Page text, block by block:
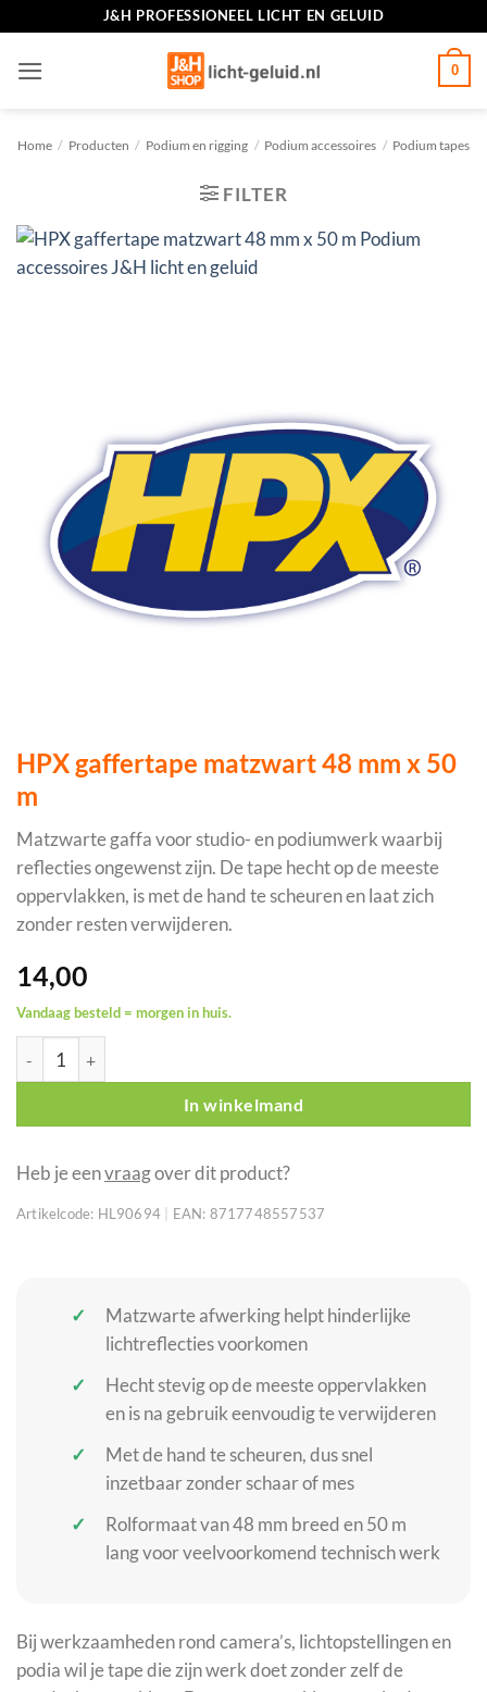
inhoud
J&H PROFESSIONEEL LICHT EN GELUID
0
Home / Producten / Podium en rigging / Podium accessoires / Podium tapes
FILTER
HPX gaffertape matzwart 48 mm x 50
m
Matzwarte gaffa voor studio- en podiumwerk waarbij
reflecties ongewenst zijn. De tape hecht op de meeste
oppervlakken, is met de hand te scheuren en laat zich
zonder resten verwijderen.
14,00
Vandaag besteld = morgen in huis.
HPX gaffertape matzwart 48 mm x 50 m aantal
In winkelmand
Heb je eenvraagover dit product?
Artikelcode: HL90694 EAN: 8717748557537
Matzwarte afwerking helpt hinderlijke
lichtreflecties voorkomen
Hecht stevig op de meeste oppervlakken
en is na gebruik eenvoudig te verwijderen
Met de hand te scheuren, dus snel
inzetbaar zonder schaar of mes
Rolformaat van 48 mm breed en 50 m
lang voor veelvoorkomend technisch werk
Bij werkzaamheden rond camera’s, lichtopstellingen en
podia wil je tape die zijn werk doet zonder zelf de